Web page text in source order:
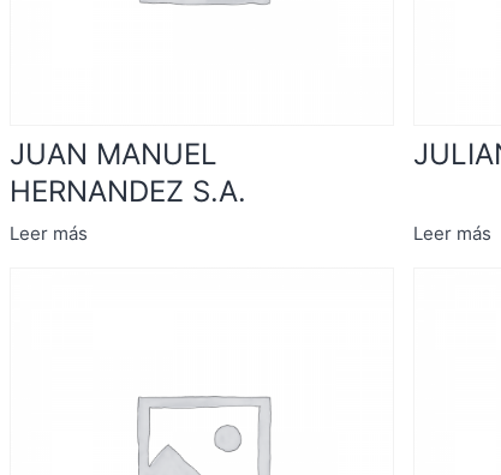
JUAN MANUEL
HERNANDEZ S.A.
Leer más Leer más